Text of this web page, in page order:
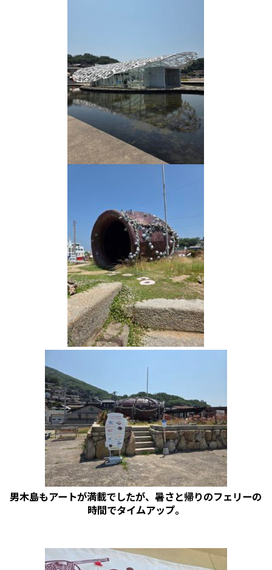
男木島もアートが満載でしたが、暑さと帰りのフェリーの
時間でタイムアップ。